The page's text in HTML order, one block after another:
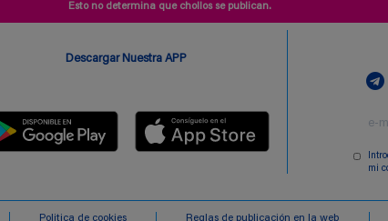
Esto no determina que chollos se publican.
Descargar Nuestra APP
mi
Politica de cookies Reglas de publicación en la web